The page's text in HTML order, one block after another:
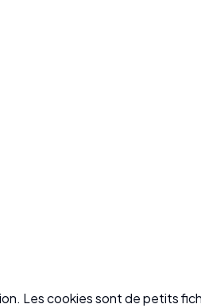
Les cookies sont de petits